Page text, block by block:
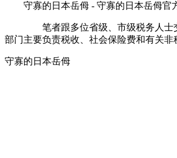
守寡的日本岳㑄 - 守寡的日本岳㑄官
笔者跟多位省级、市级税务人士交流
部门主要负责税收、社会保险费和有关
守寡的日本岳㑄